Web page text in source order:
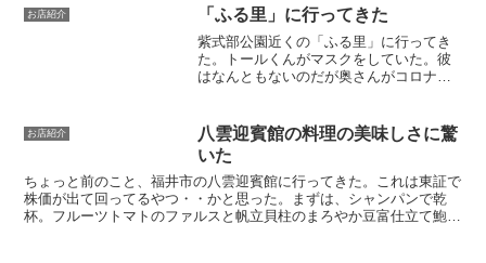
ちに洋の要素が入り混じる。メニュー。
みんなそれぞれ別...
お店紹介 「ふる里」に行ってきた
紫式部公園近くの「ふる里」に行ってき
た。トールくんがマスクをしていた。彼
はなんともないのだが奥さんがコロナに
ーをみたら「なめこ蕎麦」が美味そうだ
ったので全員それを注文。...
お店紹介
八雲迎賓館の料理の美味しさに驚
いた
ちょっと前のこと、福井市の八雲迎賓館に行ってきた。これは東証で
株価が出て回ってるやつ・・かと思った。まずは、シャンパンで乾
杯。フルーツトマトのファルスと帆立貝柱のまろやか豆富仕立て鮑の